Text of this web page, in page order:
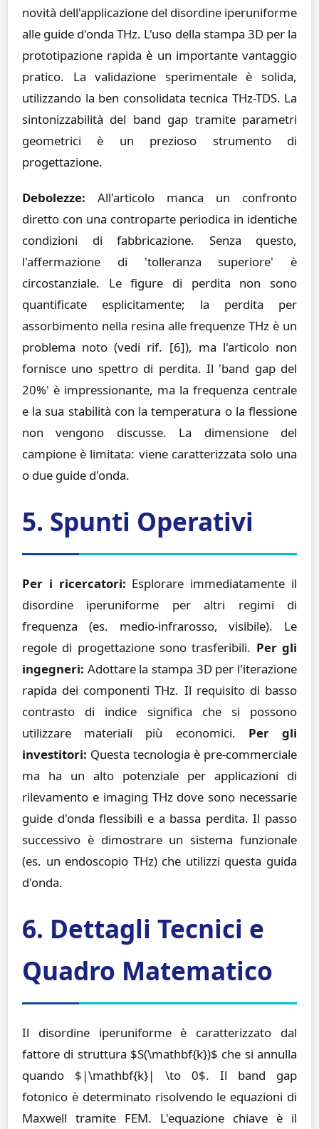
novità dell'applicazione del disordine iperuniforme
alle guide d'onda THz. L'uso della stampa 3D per la
prototipazione rapida è un importante vantaggio
pratico. La validazione sperimentale è solida,
utilizzando la ben consolidata tecnica THz-TDS. La
sintonizzabilità del band gap tramite parametri
geometrici è un prezioso strumento di
progettazione.
Debolezze: All'articolo manca un confronto
diretto con una controparte periodica in identiche
condizioni di fabbricazione. Senza questo,
l'affermazione di 'tolleranza superiore' è
circostanziale. Le figure di perdita non sono
quantificate esplicitamente; la perdita per
assorbimento nella resina alle frequenze THz è un
problema noto (vedi rif. [6]), ma l'articolo non
fornisce uno spettro di perdita. Il 'band gap del
20%' è impressionante, ma la frequenza centrale
e la sua stabilità con la temperatura o la flessione
non vengono discusse. La dimensione del
campione è limitata: viene caratterizzata solo una
o due guide d'onda.
5. Spunti Operativi
Per i ricercatori: Esplorare immediatamente il
disordine iperuniforme per altri regimi di
frequenza (es. medio-infrarosso, visibile). Le
regole di progettazione sono trasferibili. Per gli
ingegneri: Adottare la stampa 3D per l'iterazione
rapida dei componenti THz. Il requisito di basso
contrasto di indice significa che si possono
utilizzare materiali più economici. Per gli
investitori: Questa tecnologia è pre-commerciale
ma ha un alto potenziale per applicazioni di
rilevamento e imaging THz dove sono necessarie
guide d'onda flessibili e a bassa perdita. Il passo
successivo è dimostrare un sistema funzionale
(es. un endoscopio THz) che utilizzi questa guida
d'onda.
6. Dettagli Tecnici e
Quadro Matematico
Il disordine iperuniforme è caratterizzato dal
fattore di struttura $S(\mathbf{k})$ che si annulla
quando $|\mathbf{k}| \to 0$. Il band gap
fotonico è determinato risolvendo le equazioni di
Maxwell tramite FEM. L'equazione chiave è il